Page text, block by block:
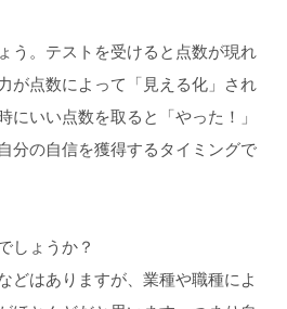
う。テストを受けると点数が現れ
が点数によって「見える化」され
にいい点数を取ると「やった！」
分の自信を獲得するタイミングで
しょうか？
どはありますが、業種や職種によ